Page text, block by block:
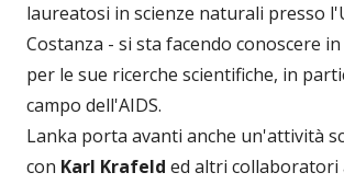
laureatosi in scienze naturali presso
Costanza - si sta facendo conoscere
per le sue ricerche scientifiche, in
campo dell'AIDS.
Lanka porta avanti anche un'attività
con Karl Krafeld ed altri collaboratori